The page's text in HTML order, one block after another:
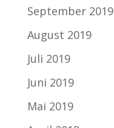
September 2019
August 2019
Juli 2019
Juni 2019
Mai 2019